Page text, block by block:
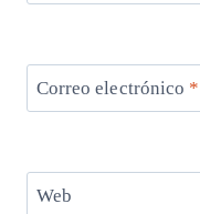
Correo electrónico *
Web